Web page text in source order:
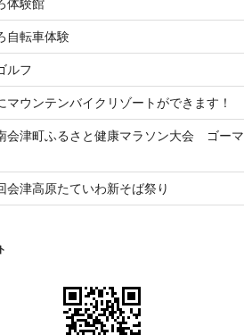
体験館
自転車体験
ルフ
マウンテンバイクリゾートができます！
会津町ふるさと健康マラソン大会 ゴーマ
会津高原たていわ新そば祭り